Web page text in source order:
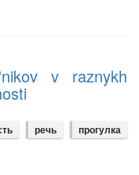
v raznykh
речь прогулка